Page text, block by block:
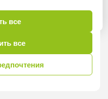
все
все